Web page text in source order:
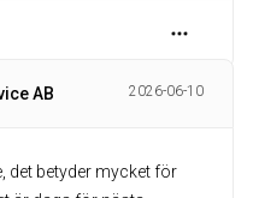
AB 2026-06-10
det betyder mycket för